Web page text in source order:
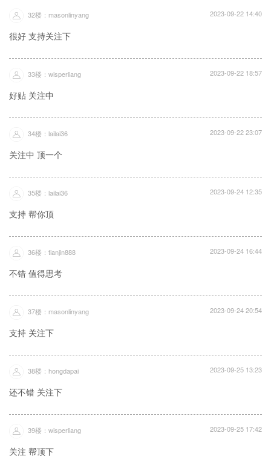
32楼：masonlinyang 2023-09-22 14:40
很好 支持关注下
33楼：wisperliang 2023-09-22 18:57
好贴 关注中
34楼：lailai36 2023-09-22 23:07
关注中 顶一个
35楼：lailai36 2023-09-24 12:35
支持 帮你顶
36楼：tianjin888 2023-09-24 16:44
不错 值得思考
37楼：masonlinyang 2023-09-24 20:54
支持 关注下
38楼：hongdapai 2023-09-25 13:23
还不错 关注下
39楼：wisperliang 2023-09-25 17:42
关注 帮顶下